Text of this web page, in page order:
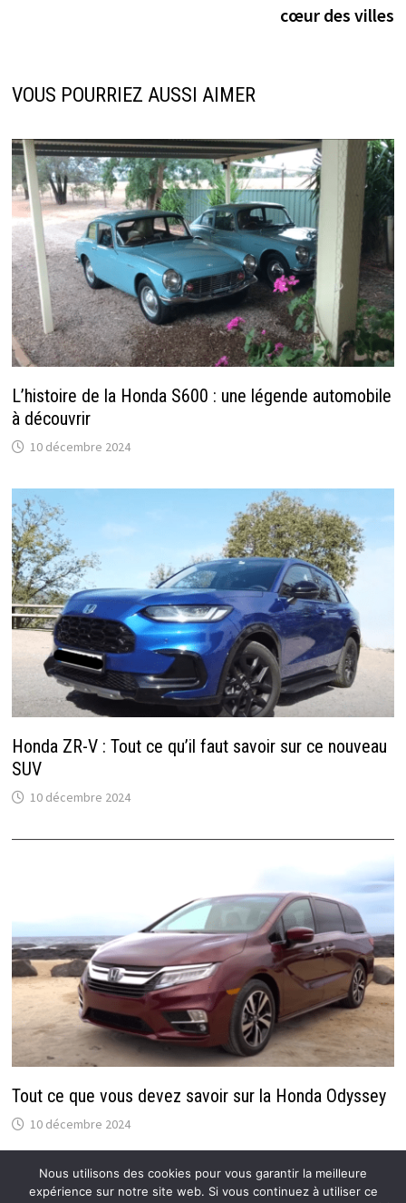
cœur des villes
VOUS POURRIEZ AUSSI AIMER
L’histoire de la Honda S600 : une légende automobile
à découvrir
10 décembre 2024
Honda ZR-V : Tout ce qu’il faut savoir sur ce nouveau
SUV
10 décembre 2024
Tout ce que vous devez savoir sur la Honda Odyssey
10 décembre 2024
Nous utilisons des cookies pour vous garantir la meilleure
expérience sur notre site web. Si vous continuez à utiliser ce